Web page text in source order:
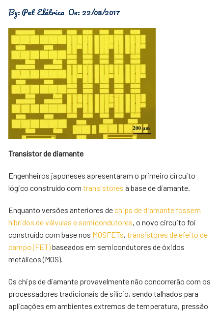
By:Pet Elétrica On: 22/08/2017
Transístor de diamante
Engenheiros japoneses apresentaram o primeiro circuito
lógico construído comtransistores à base de diamante.
Enquanto versões anteriores dechips de diamante fossem
híbridos de válvulas e semicondutores, o novo circuito foi
construído com base nos MOSFETs,transistores de efeito de
campo (FET)baseados em semicondutores de óxidos
metálicos (MOS).
Os chips de diamante provavelmente não concorrerão com os
processadores tradicionais de silício, sendo talhados para
aplicações em ambientes extremos de temperatura, pressão